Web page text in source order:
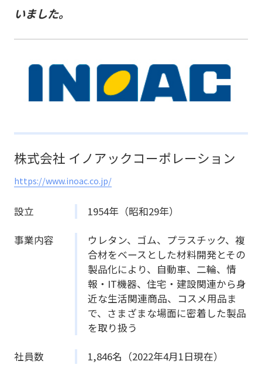
いました。
株式会社 イノアックコーポレーション
https://www.inoac.co.jp/
設立 1954年（昭和29年）
事業内容
ウレタン、ゴム、プラスチック、複
合材をベースとした材料開発とその
製品化により、自動車、二輪、情
報・IT機器、住宅・建設関連から身
近な生活関連商品、コスメ用品ま
で、さまざまな場面に密着した製品
を取り扱う
社員数 1,846名（2022年4月1日現在）